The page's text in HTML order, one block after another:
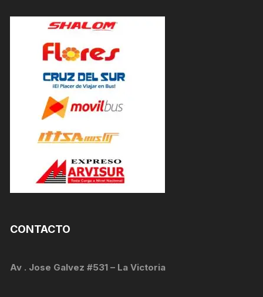
CONTACTO
Av . Jose Galvez #531 – La Victoria